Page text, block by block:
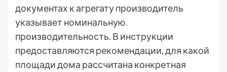
документах к агрегату производитель
указывает номинальную
производительность. В инструкции
предоставляются рекомендации, для какой
площади дома рассчитана конкретная